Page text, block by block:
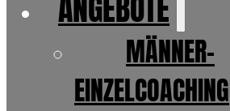
MÄNNER-
EINZELCOACHING